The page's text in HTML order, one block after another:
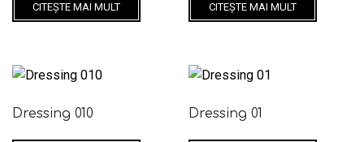
CITEȘTE MAI MULT CITEȘTE MAI MULT
Dressing 010 Dressing 01